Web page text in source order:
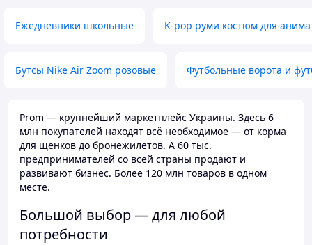
Ежедневники школьные K-pop руми костюм для
Бутсы Nike Air Zoom розовые Футбольные ворота и
Prom — крупнейший маркетплейс Украины. Здесь 6
млн покупателей находят всё необходимое — от корма
для щенков до бронежилетов. А 60 тыс.
предпринимателей со всей страны продают и
развивают бизнес. Более 120 млн товаров в одном
месте.
Большой выбор — для любой
потребности